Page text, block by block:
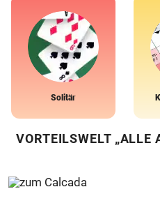
Solitär
VORTEILSWELT „ALLE